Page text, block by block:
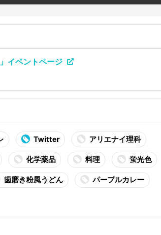
イベントページ
Twitter アリエナイ理科
化学薬品 料理 蛍光色
歯磨き粉風うどん パープルカレー